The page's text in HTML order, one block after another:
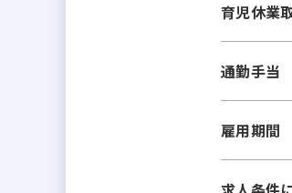
育児休業
通勤手当
雇用期間